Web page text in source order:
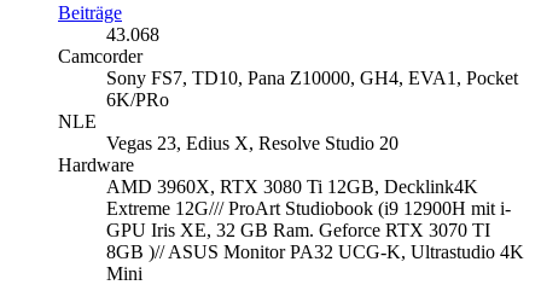
Beiträge
43.068
Camcorder
Sony FS7, TD10, Pana Z10000, GH4, EVA1, Pocket
6K/PRo
NLE
Vegas 23, Edius X, Resolve Studio 20
Hardware
AMD 3960X, RTX 3080 Ti 12GB, Decklink4K
Extreme 12G/// ProArt Studiobook (i9 12900H mit i-
GPU Iris XE, 32 GB Ram. Geforce RTX 3070 TI
8GB )// ASUS Monitor PA32 UCG-K, Ultrastudio 4K
Mini